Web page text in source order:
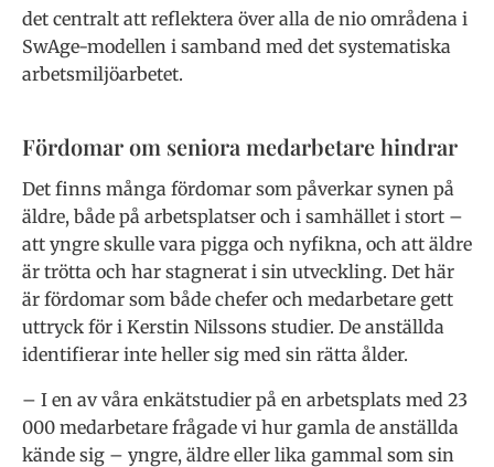
det centralt att reflektera över alla de nio områdena i
SwAge-modellen i samband med det sys­tematiska
arbetsmiljöarbetet.
Fördomar om seniora medarbetare hindrar
Det finns många fördomar som påver­kar synen på
äldre, både på arbetsplatser och i samhället i stort –
att yngre skulle vara pigga och nyfikna, och att äldre
är trötta och har stagnerat i sin utveckling. Det här
är fördomar som både chefer och medarbetare gett
uttryck för i Ker­stin Nilssons studier. De anställda
iden­tifierar inte heller sig med sin rätta ålder.
– I en av våra enkätstudier på en arbets­plats med 23
000 medarbetare frågade vi hur gamla de anställda
kände sig – yng­re, äldre eller lika gammal som sin